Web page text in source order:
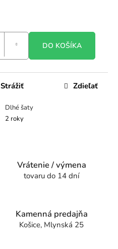
DO KOŠÍKA
Dlhé šaty
2 roky
Strážiť Zdieľať
Vrátenie / výmena
tovaru do 14 dní
Kamenná predajňa
Košice, Mlynská 25